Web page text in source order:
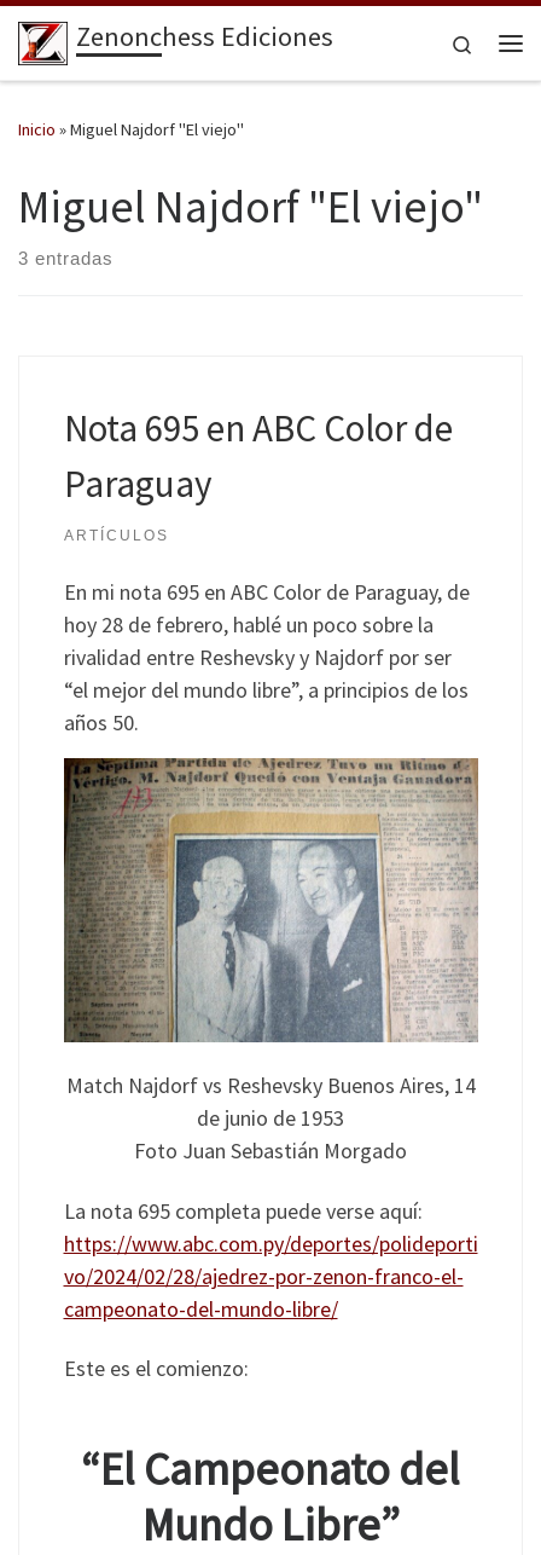
Saltar al contenido
Zenonchess Ediciones
Search
Inicio »Miguel Najdorf "El viejo"
Miguel Najdorf "El viejo"
3 entradas
Nota 695 en ABC Color de
Paraguay
ARTÍCULOS
En mi nota 695 en ABC Color de Paraguay, de
hoy 28 de febrero, hablé un poco sobre la
rivalidad entre Reshevsky y Najdorf por ser
“el mejor del mundo libre”, a principios de los
años 50.
Match Najdorf vs Reshevsky Buenos Aires, 14
de junio de 1953
Foto Juan Sebastián Morgado
La nota 695 completa puede verse aquí:
https://www.abc.com.py/deportes/polideporti
vo/2024/02/28/ajedrez-por-zenon-franco-el-
campeonato-del-mundo-libre/
Este es el comienzo:
“El Campeonato del
Mundo Libre”